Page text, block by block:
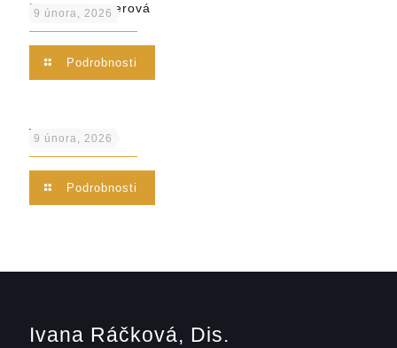
9 února, 2026
Brigita Wiesnerová
Podrobnosti
9 února, 2026
Vojtěch Párys
Podrobnosti
Ivana Ráčková, Dis.